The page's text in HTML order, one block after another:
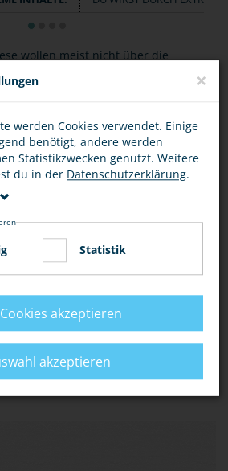
wollen meist nicht über die
sondern diese
besonders interessiert:
und beschäftige dich besser
Lehrern oder anderen
über die Seiten.
handeln: Melde die Seiten z.B.
love-storm
×
werden Cookies verwendet. Einige
benötigt, andere werden
Statistikzwecken genutzt. Weitere
du in der Datenschutzerklärung.
Statistik
akzeptieren
akzeptieren